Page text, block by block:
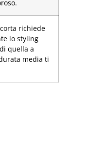
richiede
lo styling
quella a
media ti